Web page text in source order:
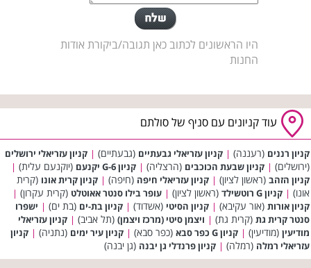
היו הראשונים לכתוב כאן תגובה/ביקורת אודות
החנות
עוד קניונים עם סניף של סולתם
קניון רננים (רעננה) | קניון עזריאלי גבעתיים (גבעתיים) | קניון עזריאלי ירושלים
(ירושלים) | קניון שבעת הכוכבים (הרצליה) | קניון G-6 יקנעם (יוקנעם עלית) |
קניון הזהב (ראשון לציון) | קניון עזריאלי חיפה (חיפה) | קניון קרית אונו (קרית
אונו) | קניון G רוטשילד (ראשון לציון) | עופר בילו סנטר אאוטלט (קרית עקרון) |
קניון אורות (אור עקיבא) | קניון הסיטי (אשדוד) | קניון בת-ים (בת ים) | ישפרו
סנטר קרית גת (קרית גת) | ויצמן סיטי (מרכז ויצמן) (תל אביב) | קניון עזריאלי
מודיעין (מודיעין) | קניון G כפר סבא (כפר סבא) | קניון עיר ימים (נתניה) | קניון
עזריאלי רמלה (רמלה) | קניון פרנדלי גן יבנה (גן יבנה)